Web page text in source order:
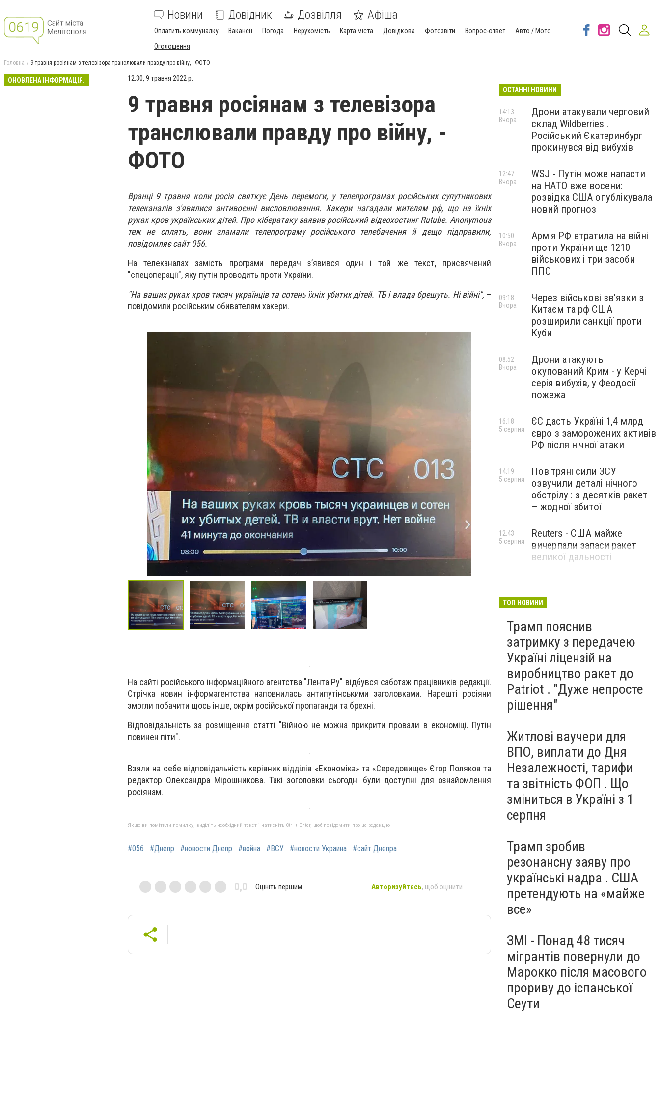
Новини Довідник Дозвілля Афіша
Оплатить коммуналку Вакансії Погода Нерухомість Карта міста Довідкова Фотозвіти Вопрос-ответ
Авто / Мото
Оголошення
Головна 9 травня росіянам з телевізора транслювали правду про війну, - ФОТО
ОНОВЛЕНА ІНФОРМАЦІЯ. 12:30, 9 травня 2022 р.
9 травня росіянам з телевізора
транслювали правду про війну, -
ФОТО
Вранці 9 травня коли росія святкує День перемоги, у телепрограмах російських супутникових
телеканалів з'явилися антивоєнні висловлювання. Хакери нагадали жителям рф, що на їхніх
руках кров українських дітей. Про кібератаку заявив російський відеохостинг Rutube. Anonymous
теж не сплять, вони зламали телепрограму російського телебачення й дещо підправили,
повідомляє сайт 056.
На телеканалах замість програми передач з’явився один і той же текст, присвячений
"спецоперації", яку путін проводить проти України.
"На ваших руках кров тисяч українців та сотень їхніх убитих дітей. ТБ і влада брешуть. Ні війні", –
повідомили російським обивателям хакери.
На сайті російського інформаційного агентства "Лента.Ру" відбувся саботаж працівників редакції.
Стрічка новин інформагентства наповнилась антипутінськими заголовками. Нарешті росіяни
змогли побачити щось інше, окрім російської пропаганди та брехні.
Відповідальність за розміщення статті "Війною не можна прикрити провали в економіці. Путін
повинен піти".
Взяли на себе відповідальність керівник відділів «Економіка» та «Середовище» Єгор Поляков та
редактор Олександра Мірошникова. Такі зоголовки сьогодні були доступні для ознайомлення
росіянам.
Якщо ви помітили помилку, виділіть необхідний текст і натисніть Ctrl + Enter, щоб повідомити про це редакцію
#056 #Днепр #новости Днепр #война #ВСУ #новости Украина #сайт Днепра
0,0 Оцініть першим Авторизуйтесь, щоб оцінити
ОСТАННІ НОВИНИ
Дрони атакували черговий
склад Wildberries .
Російський Єкатеринбург
прокинувся від вибухів
14:13
Вчора
WSJ - Путін може напасти
на НАТО вже восени:
розвідка США опублікувала
новий прогноз
12:47
Вчора
Армія РФ втратила на війні
проти України ще 1210
військових і три засоби
ППО
10:50
Вчора
Через військові зв'язки з
Китаєм та рф США
розширили санкції проти
Куби
09:18
Вчора
Дрони атакують
окупований Крим - у Керчі
серія вибухів, у Феодосії
пожежа
08:52
Вчора
ЄС дасть Україні 1,4 млрд
євро з заморожених активів
РФ після нічної атаки
16:18
5 серпня
Повітряні сили ЗСУ
озвучили деталі нічного
обстрілу : з десятків ракет
– жодної збитої
14:19
5 серпня
Reuters - США майже
вичерпали запаси ракет
великої дальності
12:43
5 серпня
ТОП НОВИНИ
Трамп пояснив
затримку з передачею
Україні ліцензій на
виробництво ракет до
Patriot . "Дуже непросте
рішення"
Житлові ваучери для
ВПО, виплати до Дня
Незалежності, тарифи
та звітність ФОП . Що
зміниться в Україні з 1
серпня
Трамп зробив
резонансну заяву про
українські надра . США
претендують на «майже
все»
ЗМІ - Понад 48 тисяч
мігрантів повернули до
Марокко після масового
прориву до іспанської
Сеути